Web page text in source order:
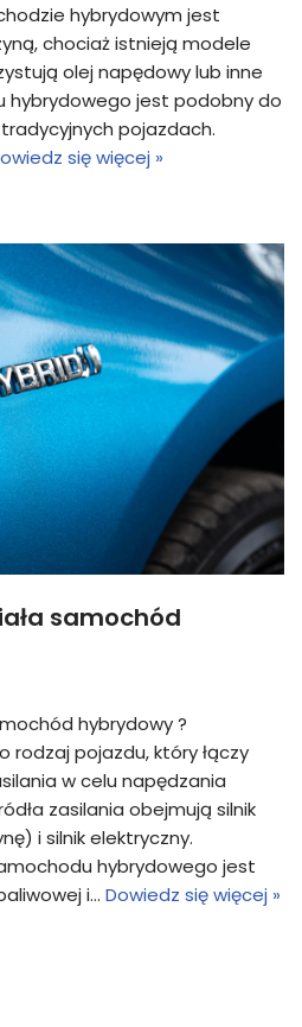
hybrydowym jest
chociaż istnieją modele
olej napędowy lub inne
hybrydowego jest podobny do
pojazdach.
się więcej »
samochód
hybrydowy ?
rodzaj pojazdu, który łączy
w celu napędzania
zasilania obejmują silnik
i silnik elektryczny.
hybrydowego jest
i… Dowiedz się więcej »